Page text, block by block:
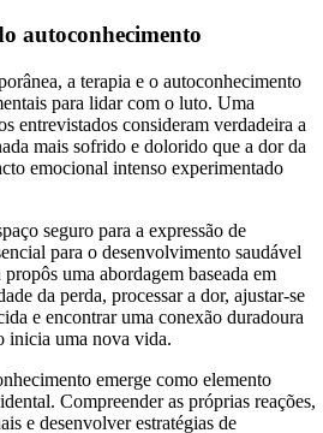
autoconhecimento
a terapia e o autoconhecimento
para lidar com o luto. Uma
entrevistados consideram verdadeira a
mais sofrido e dolorido que a dor da
emocional intenso experimentado
seguro para a expressão de
para o desenvolvimento saudável
uma abordagem baseada em
da perda, processar a dor, ajustar-se
e encontrar uma conexão duradoura
inicia uma nova vida.
emerge como elemento
Compreender as próprias reações,
e desenvolver estratégias de